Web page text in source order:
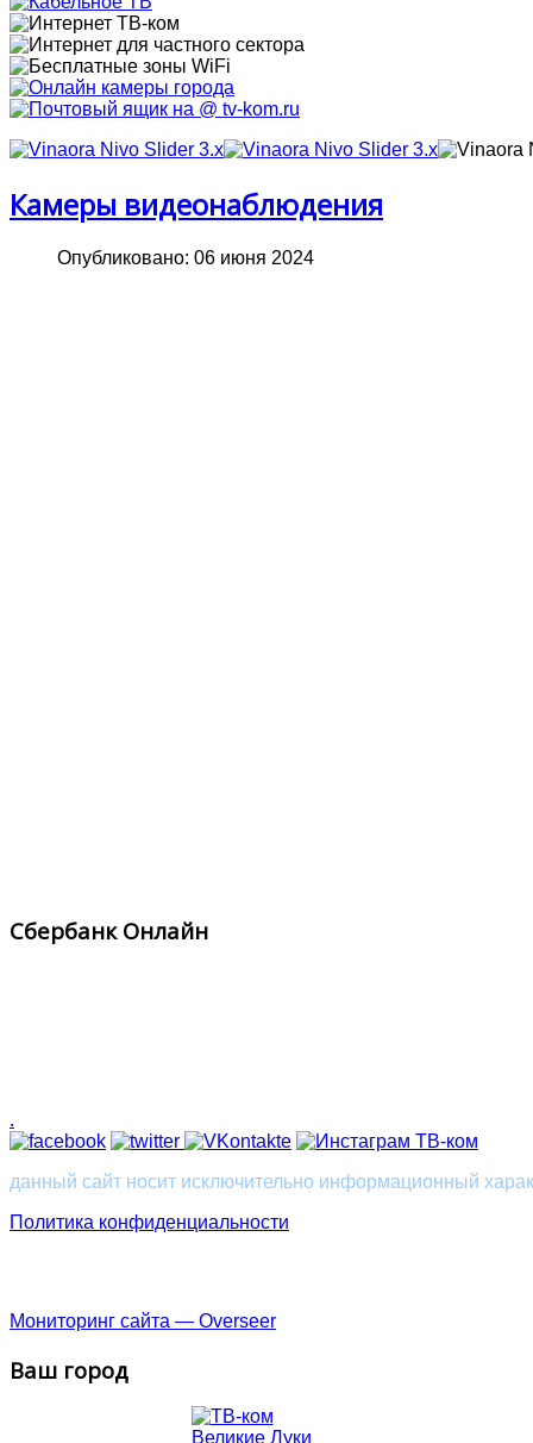
Камеры видеонаблюдения
Опубликовано: 06 июня 2024
Сбербанк Онлайн
.
данный сайт носит исключительно информационный
Политика конфиденциальности
Мониторинг сайта — Overseer
Ваш город